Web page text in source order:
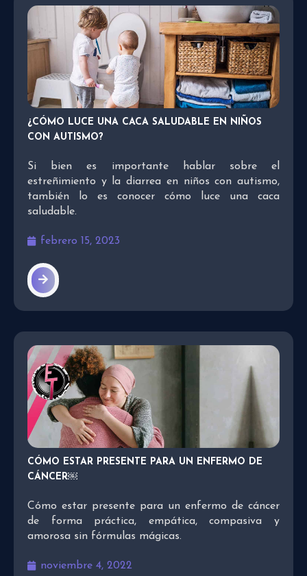
¿CÓMO LUCE UNA CACA SALUDABLE EN NIÑOS
CON AUTISMO?
Si bien es importante hablar sobre el
estreñimiento y la diarrea en niños con autismo,
también lo es conocer cómo luce una caca
saludable.
febrero 15, 2023
CÓMO ESTAR PRESENTE PARA UN ENFERMO DE
CÁNCER￼
Cómo estar presente para un enfermo de cáncer
de forma práctica, empática, compasiva y
amorosa sin fórmulas mágicas.
noviembre 4, 2022